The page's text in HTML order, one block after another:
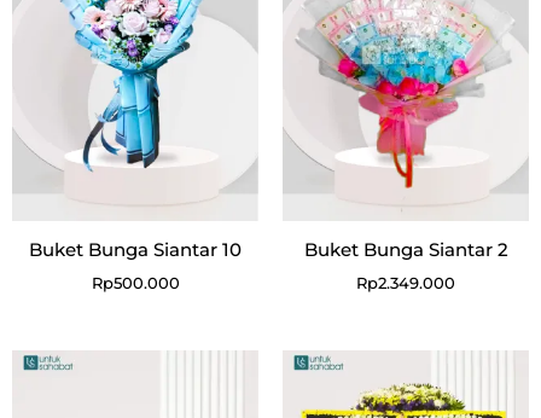
Buket Bunga Siantar 10
Rp500.000
Buket Bunga Siantar 2
Rp2.349.000